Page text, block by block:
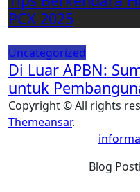
PCX 2025
Uncategorized
Di Luar APBN:
untuk
Copyright © All rights
Themeansar.
Blog